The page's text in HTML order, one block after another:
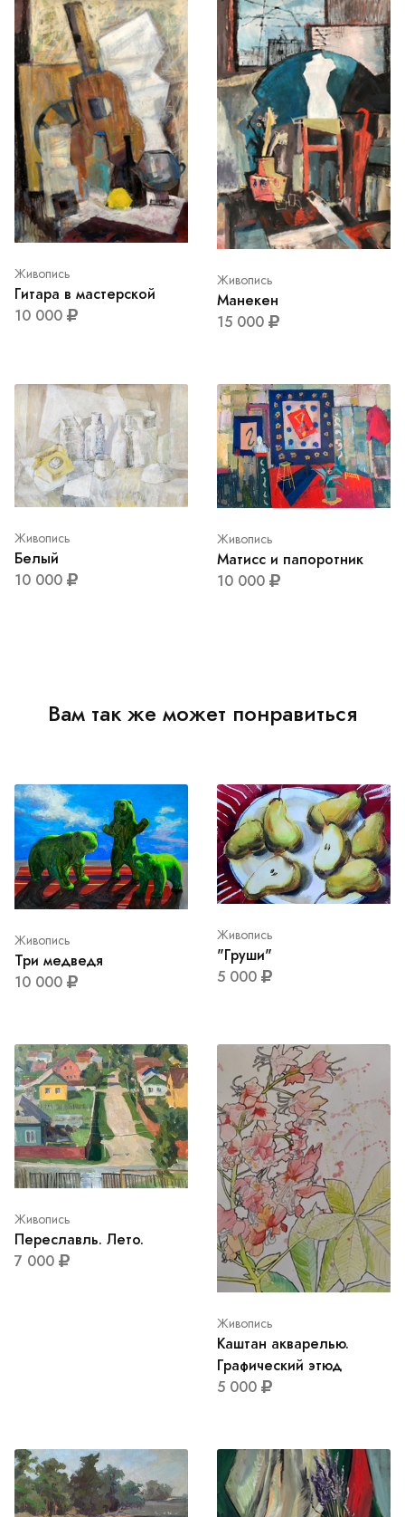
Живопись
Гитара в мастерской
10 000
Живопись
Манекен
15 000
Живопись
Белый
10 000
Живопись
Матисс и папоротник
10 000
Вам так же может понравиться
Живопись
Три медведя
10 000
Живопись
"Груши"
5 000
Живопись
Переславль. Лето.
7 000
Живопись
Каштан акварелью.
Графический этюд
5 000